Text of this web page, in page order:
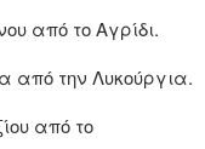
από το Αγρίδι.
την Λυκούργια.
από το